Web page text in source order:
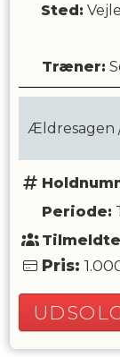
Sted:
Træner:
Ældresagen /
Periode:
Pris: